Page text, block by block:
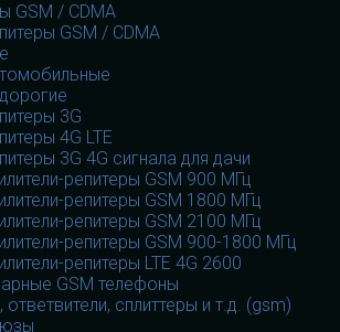
GSM / CDMA
GSM / CDMA
3G
4G LTE
3G 4G сигнала для дачи
репитеры GSM 900 МГц
репитеры GSM 1800 МГц
репитеры GSM 2100 МГц
репитеры GSM 900-1800 МГц
репитеры LTE 4G 2600
GSM телефоны
ответвители, сплиттеры и т.д. (gsm)